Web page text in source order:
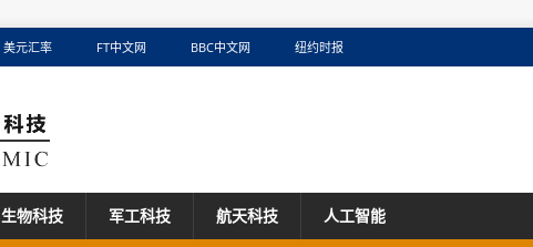
美元汇率 FT中文网 BBC中文网 纽约时报
生物科技 军工科技 航天科技 人工智能